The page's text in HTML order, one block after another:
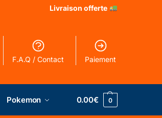
Livraison offerte
F.A.Q / Contact Paiement
Pokemon 0.00€ 0